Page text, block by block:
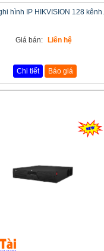
hình IP HIKVISION 128 kênh...
Giá bán: Liên hệ
Chi tiết Báo giá